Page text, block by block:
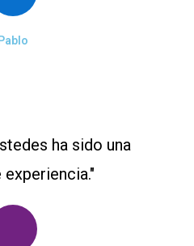
Pablo
ha sido una